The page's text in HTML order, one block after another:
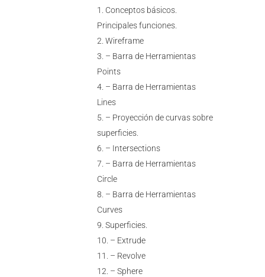
Conceptos básicos.
Principales funciones.
Wireframe
– Barra de Herramientas
Points
– Barra de Herramientas
Lines
– Proyección de curvas sobre
superficies.
– Intersections
– Barra de Herramientas
Circle
– Barra de Herramientas
Curves
Superficies.
– Extrude
– Revolve
– Sphere